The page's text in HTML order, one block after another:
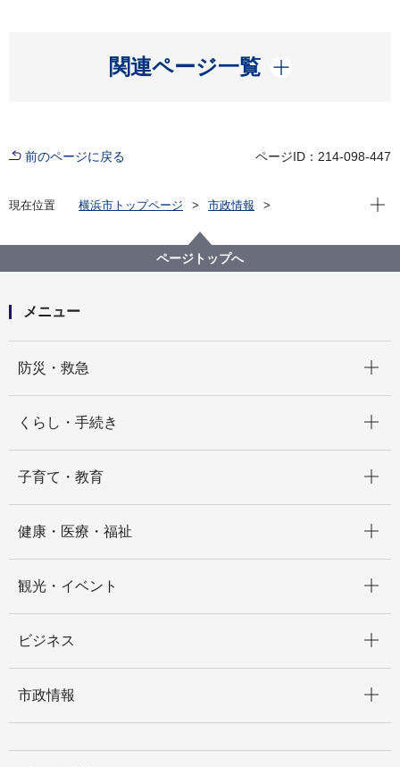
関連ページ一覧
開く
前のページに戻る ページID：214-098-447
現在位置 横浜市トップページ
市政情報
GREEN×EXPO 2027開催に向け、子どもたちと地域の
方々と花壇の花植えをします
現在
ページトップへ
メニュー
防災・救急
くらし・手続き
子育て・教育
健康・医療・福祉
観光・イベント
ビジネス
市政情報